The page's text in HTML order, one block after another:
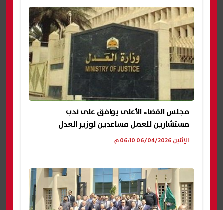
مجلس القضاء الأعلى يوافق على ندب
مستشارين للعمل مساعدين لوزير العدل
الإثنين 06/04/2026 06:10 م